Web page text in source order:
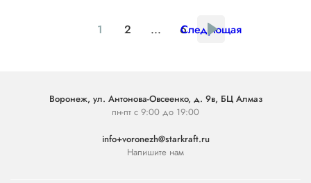
1 2 ... 6
Следующая
Воронеж, ул. Антонова-Овсеенко, д. 9в, БЦ Алмаз
пн-пт с 9:00 до 19:00
info+voronezh@starkraft.ru
Напишите нам